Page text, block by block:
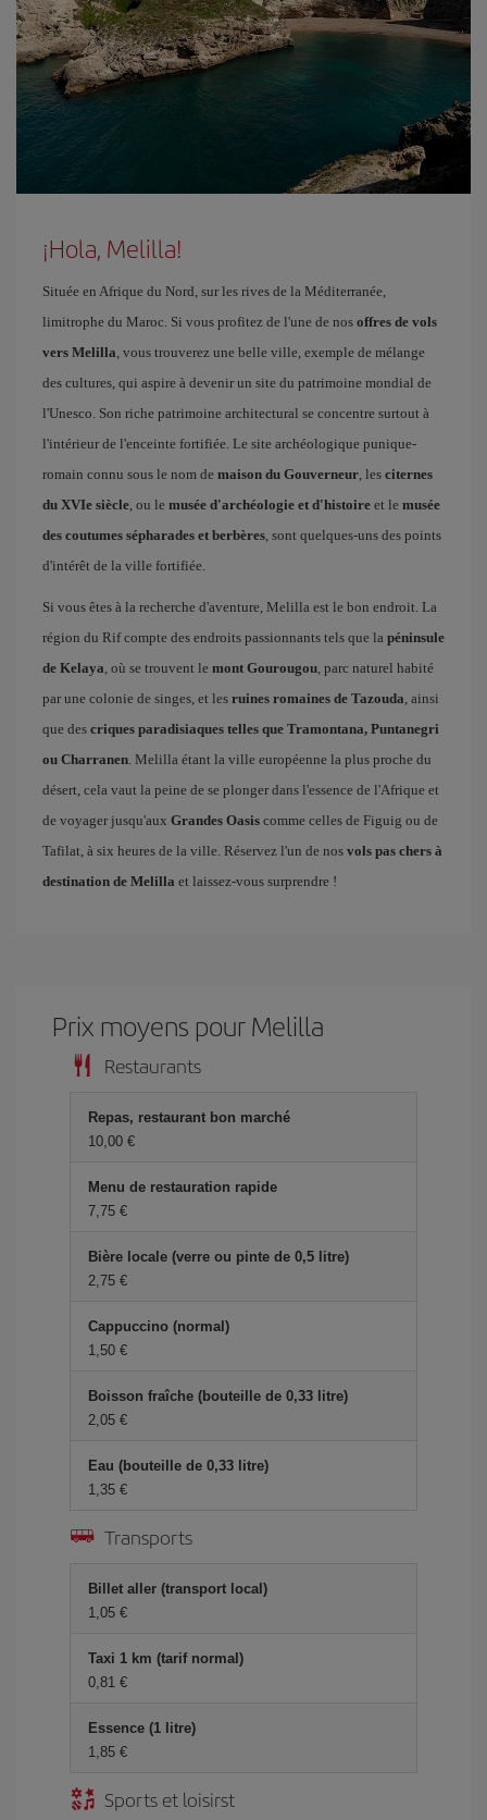
¡Hola, Melilla!
Située en Afrique du Nord, sur les rives de la Méditerranée,
limitrophe du Maroc. Si vous profitez de l'une de nos offres de vols
vers Melilla , vous trouverez une belle ville, exemple de mélange
des cultures, qui aspire à devenir un site du patrimoine mondial de
l'Unesco. Son riche patrimoine architectural se concentre surtout à
l'intérieur de l'enceinte fortifiée. Le site archéologique punique-
romain connu sous le nom de maison du Gouverneur , les citernes
du XVIe siècle , ou le musée d'archéologie et d'histoire et le musée
des coutumes sépharades et berbères , sont quelques-uns des points
d'intérêt de la ville fortifiée.
Si vous êtes à la recherche d'aventure, Melilla est le bon endroit. La
région du Rif compte des endroits passionnants tels que la péninsule
de Kelaya , où se trouvent le mont Gourougou , parc naturel habité
par une colonie de singes, et les ruines romaines de Tazouda , ainsi
que des criques paradisiaques telles que Tramontana, Puntanegri
ou Charranen . Melilla étant la ville européenne la plus proche du
désert, cela vaut la peine de se plonger dans l'essence de l'Afrique et
de voyager jusqu'aux Grandes Oasis comme celles de Figuig ou de
Tafilat, à six heures de la ville. Réservez l'un de nos vols pas chers à
destination de Melilla et laissez-vous surprendre !
Prix ​​moyens pour Melilla
Restaurants
Repas, restaurant bon marché
10,00 €
Menu de restauration rapide
7,75 €
Bière locale (verre ou pinte de 0,5 litre)
2,75 €
Cappuccino (normal)
1,50 €
Boisson fraîche (bouteille de 0,33 litre)
2,05 €
Eau (bouteille de 0,33 litre)
1,35 €
Transports
Billet aller (transport local)
1,05 €
Taxi 1 km (tarif normal)
0,81 €
Essence (1 litre)
1,85 €
Sports et loisirst